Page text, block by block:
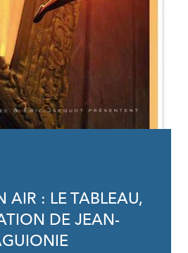
AIR : LE TABLEAU,
DE JEAN-